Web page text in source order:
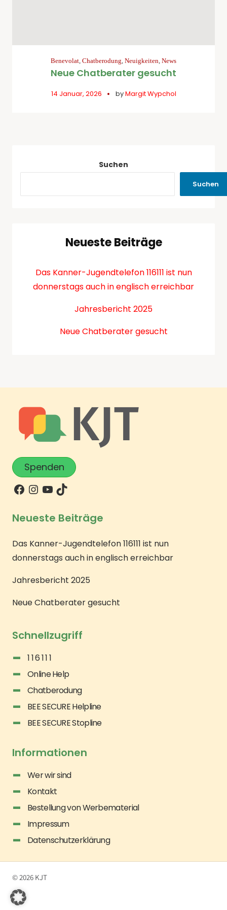
Benevolat Chatberodung Neuigkeiten News
Neue Chatberater gesucht
14 Januar, 2026 byMargit Wypchol
Suchen
Suchen
Neueste Beiträge
Das Kanner-Jugendtelefon 116111 ist nun
donnerstags auch in englisch erreichbar
Jahresbericht 2025
Neue Chatberater gesucht
Spenden
Neueste Beiträge
Das Kanner-Jugendtelefon 116111 ist nun
donnerstags auch in englisch erreichbar
Jahresbericht 2025
Neue Chatberater gesucht
Schnellzugriff
1 1 6 1 1 1
Online Help
Chatberodung
BEE SECURE Helpline
BEE SECURE Stopline
Informationen
Wer wir sind
Kontakt
Bestellung von Werbematerial
Impressum
Datenschutzerklärung
© 2026 KJT